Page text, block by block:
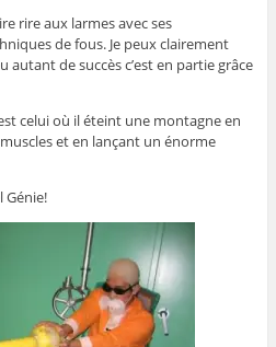
rire aux larmes avec ses
de fous. Je peux clairement
autant de succès c’est en partie grâce
celui où il éteint une montagne en
et en lançant un énorme
Génie!